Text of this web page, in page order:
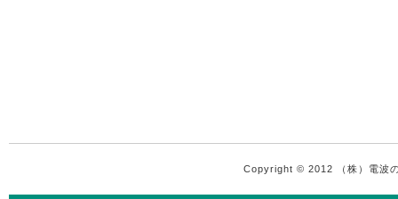
Copyright © 2012 （株）電波